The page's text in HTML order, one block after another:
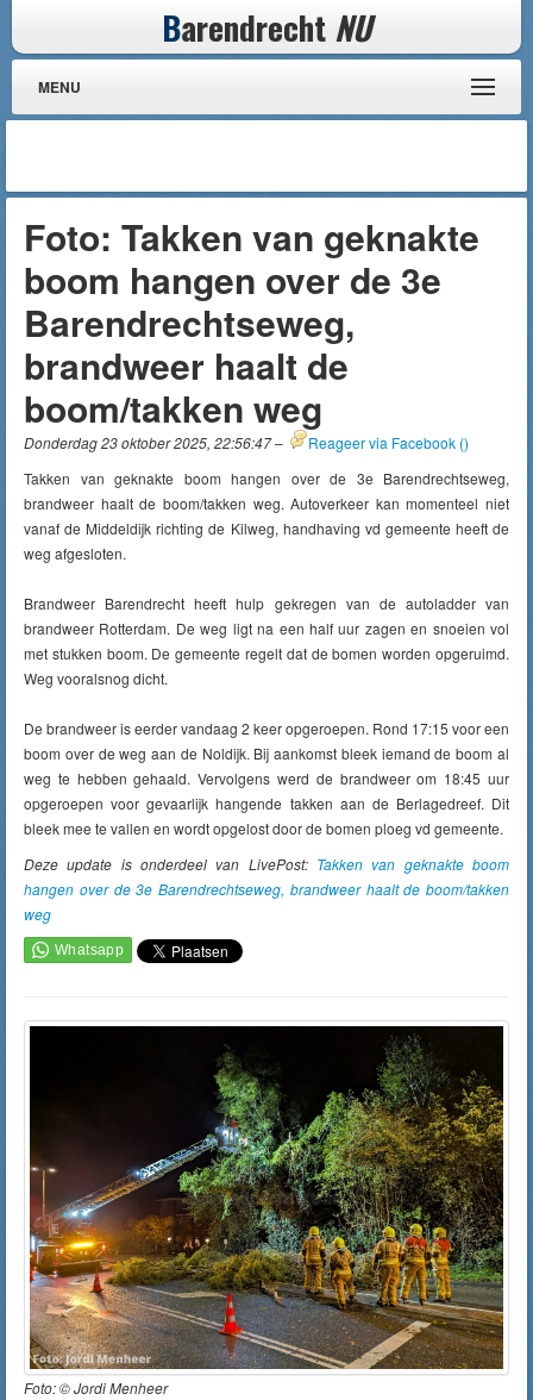
Barendrecht NU
MENU
Foto: Takken van geknakte
boom hangen over de 3e
Barendrechtseweg,
brandweer haalt de
boom/takken weg
Donderdag 23 oktober 2025, 22:56:47– Reageer via Facebook ()
Takken van geknakte boom hangen over de 3e Barendrechtseweg,
brandweer haalt de boom/takken weg. Autoverkeer kan momenteel niet
vanaf de Middeldijk richting de Kilweg, handhaving vd gemeente heeft de
weg afgesloten.
Brandweer Barendrecht heeft hulp gekregen van de autoladder van
brandweer Rotterdam. De weg ligt na een half uur zagen en snoeien vol
met stukken boom. De gemeente regelt dat de bomen worden opgeruimd.
Weg vooralsnog dicht.
De brandweer is eerder vandaag 2 keer opgeroepen. Rond 17:15 voor een
boom over de weg aan de Noldijk. Bij aankomst bleek iemand de boom al
weg te hebben gehaald. Vervolgens werd de brandweer om 18:45 uur
opgeroepen voor gevaarlijk hangende takken aan de Berlagedreef. Dit
bleek mee te vallen en wordt opgelost door de bomen ploeg vd gemeente.
Deze update is onderdeel van LivePost: Takken van geknakte boom
hangen over de 3e Barendrechtseweg, brandweer haalt de boom/takken
weg
Foto: ©Jordi Menheer